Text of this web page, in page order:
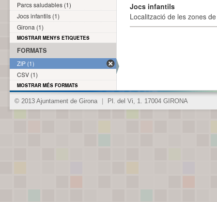
Jocs infantils
Localització de les zones
Parcs saludables (1)
Jocs infantils (1)
Girona (1)
MOSTRAR MENYS ETIQUETES
FORMATS
ZIP (1)
CSV (1)
MOSTRAR MÉS FORMATS
© 2013 Ajuntament de Girona Pl. del Vi, 1. 17004 GIRONA